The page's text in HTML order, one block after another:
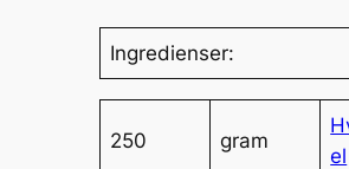
Ingredienser:
250 gram
el